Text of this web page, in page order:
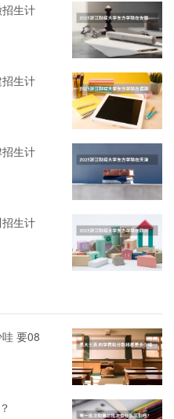
生计
生计
生计
生计
要08